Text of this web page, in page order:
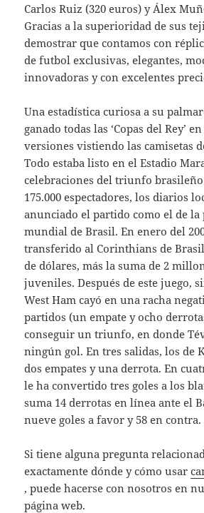
Carlos Ruiz (320 euros) y Álex
Gracias a la superioridad de sus
demostrar que contamos con
de futbol exclusivas, elegantes,
innovadoras y con excelentes
Una estadística curiosa a su
ganado todas las ‘Copas del Rey’
versiones vistiendo las camisetas
Todo estaba listo en el Estadio
celebraciones del triunfo brasileño
175.000 espectadores, los diarios
anunciado el partido como el de
mundial de Brasil. En enero del
transferido al Corinthians de
de dólares, más la suma de 2
juveniles. Después de este juego,
West Ham cayó en una racha
partidos (un empate y ocho
conseguir un triunfo, en donde
ningún gol. En tres salidas, los de
dos empates y una derrota. En
le ha convertido tres goles a los
suma 14 derrotas en línea ante el
nueve goles a favor y 58 en contra.
Si tiene alguna pregunta
exactamente dónde y cómo usar
, puede hacerse con nosotros en
página web.